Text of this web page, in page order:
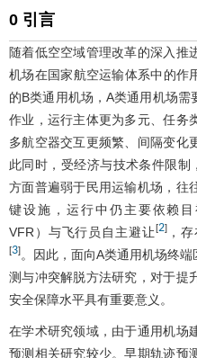
0 引言
随着低空空域管理改革的深入推
机场在国家航空运输体系中的作
的B类通用机场，A类通用机场
作业，运行主体更为多元、任务
多航空器交互更频繁、间隔变化
此同时，受经济与技术条件限
方面普遍弱于民用运输机场，往
键设施，运行中仍主要依赖目
VFR）与飞行员自主避让 [2]，存
[3] 。因此，面向A类通用机场终
测与冲突解脱方法研究，对于提
安全保障水平具有重要意义。
在学术研究领域，由于通用机场
预测相关研究较少。早期轨迹预